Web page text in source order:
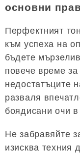
основни
Перфектният
към успеха на
бъдете
повече време
недостатъците
разваля
боядисани очи
Не забравяйте
изисква техния